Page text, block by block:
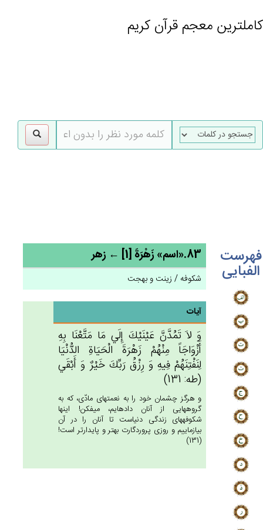
کاملترین معجم قرآن کریم
فهرست
الفبایی
83.«اسم» زَهْرَة‌َ [1] ← زهر
شکوفه / زینت و بهجت
آیات
وَ لاَ تَمُدَّن‌َّ عَيْنَيْك‌َ إِلَي‌ مَا مَتَّعْنَا بِه‌ِ
أَزْوَاجَاً مِنْهُم‌ْ زَهْرَة‌َ الْحَيَاة‌ِ الدُّنْيَا
لِنَفْتِنَهُم‌ْ فِيه‌ِ وَ رِزْق‌ُ رَبِّك‌َ خَيْرٌ وَ أَبْقَي‌
(طه: 131)
و هرگز چشمان خود را به نعمتهاى مادّى، كه به
گروه‏هايى از آنان داده‏ايم، ميفكن! اينها
شكوفه‏هاى زندگى دنياست تا آنان را در آن
بيازماييم و روزى پروردگارت بهتر و پايدارتر است!
(131)